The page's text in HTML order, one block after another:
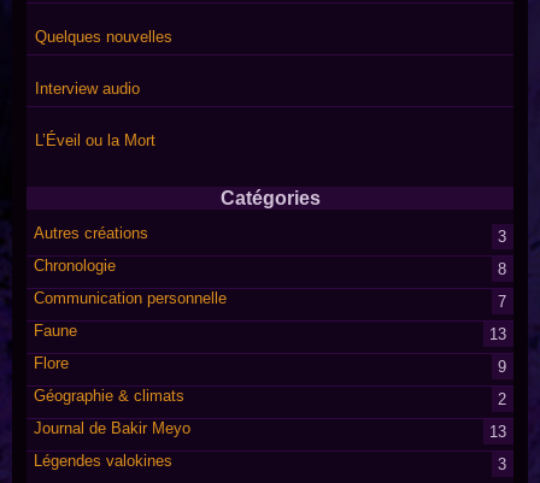
Quelques nouvelles
Interview audio
L’Éveil ou la Mort
Catégories
Autres créations
3
Chronologie
8
Communication personnelle
7
Faune
13
Flore
9
Géographie & climats
2
Journal de Bakir Meyo
13
Légendes valokines
3